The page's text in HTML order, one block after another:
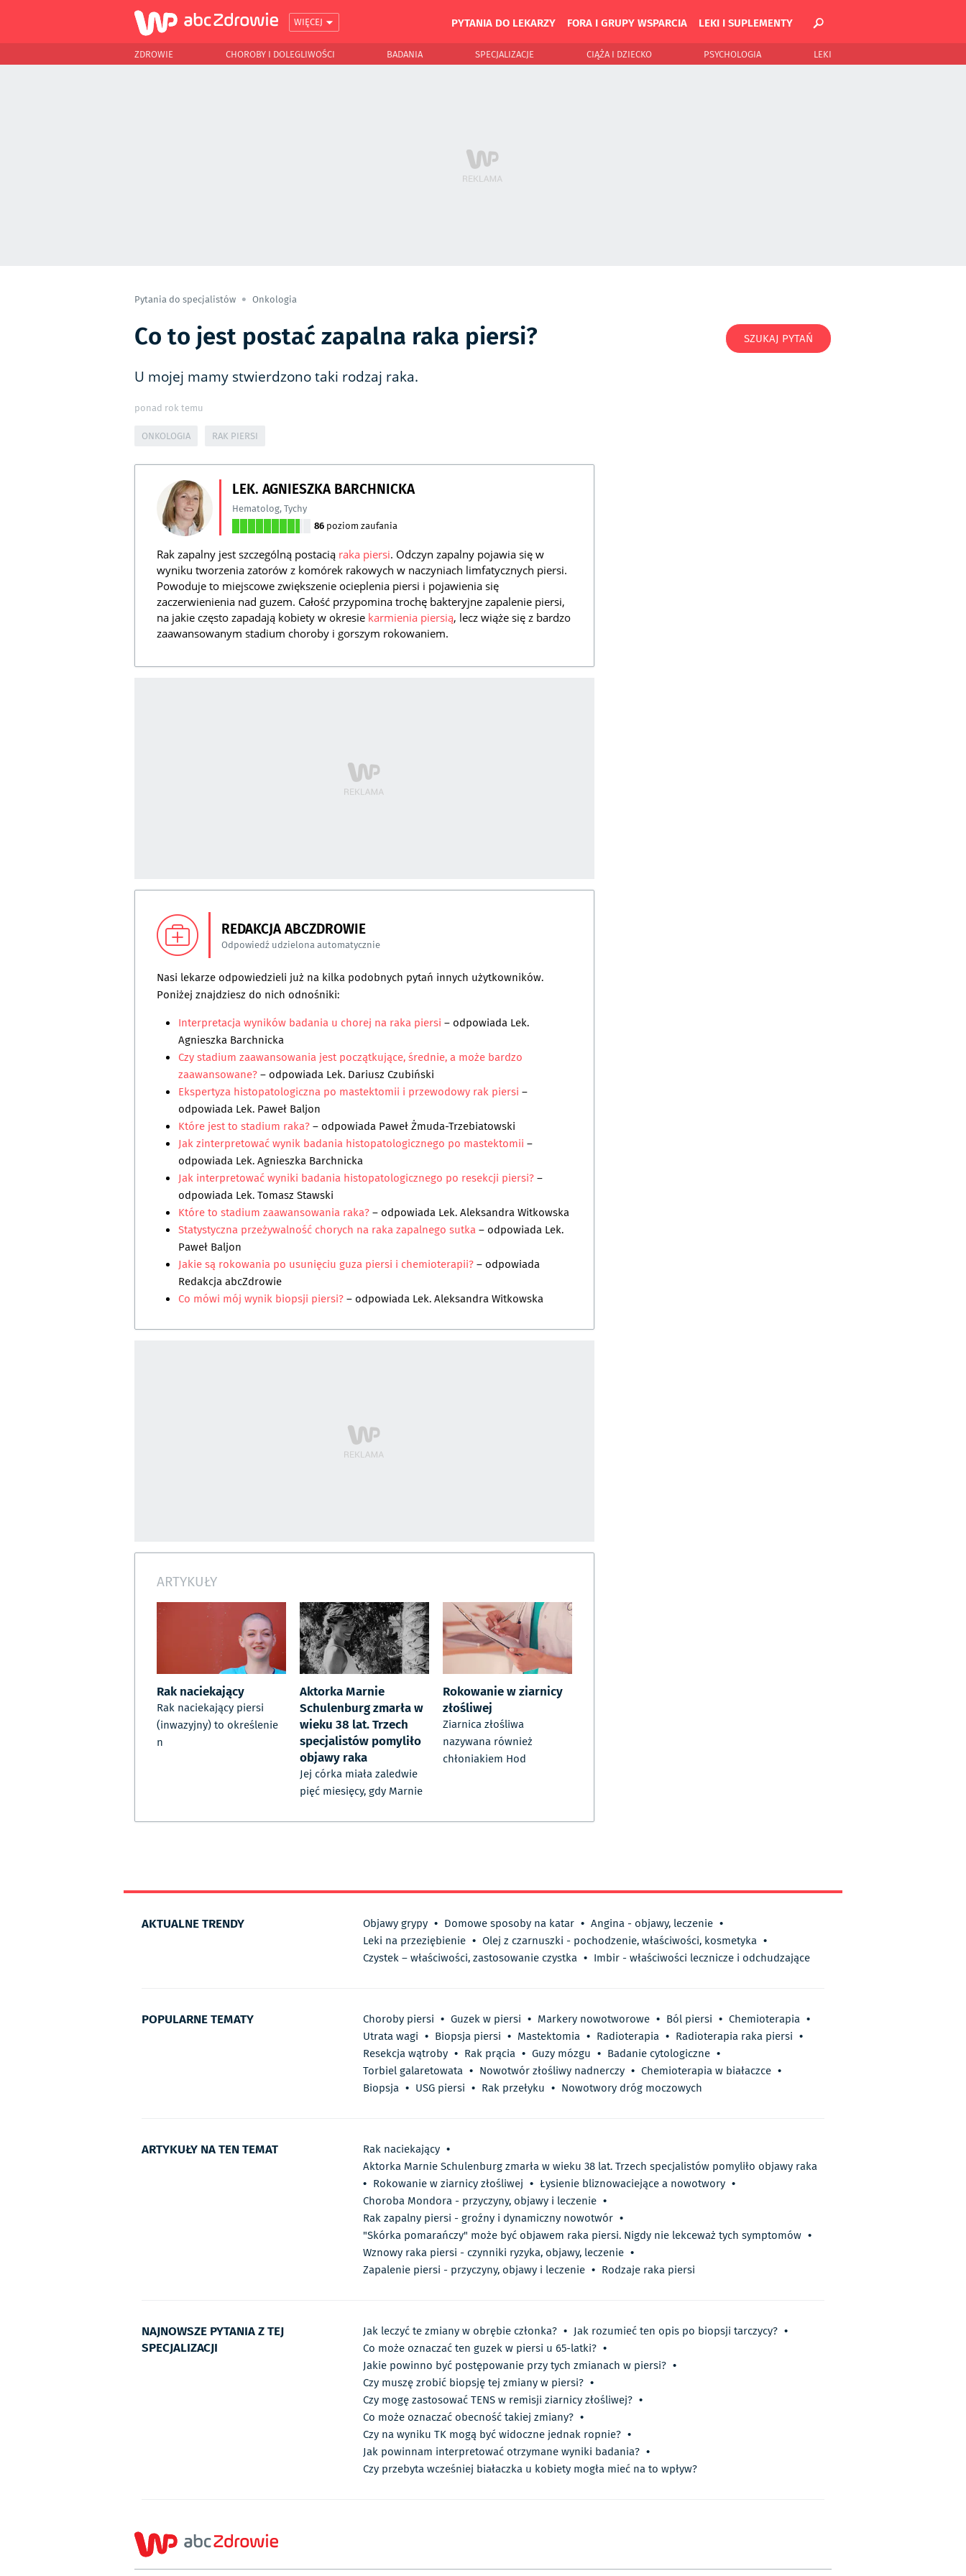
WIĘCEJ PYTANIA DO LEKARZY FORA I GRUPY WSPARCIA LEKI I SUPLEMENTY
ZDROWIE CHOROBY I DOLEGLIWOŚCI BADANIA SPECJALIZACJE CIĄŻA I DZIECKO PSYCHOLOGIA LEKI
Pytania do specjalistów Onkologia
Co to jest postać zapalna raka piersi?
U mojej mamy stwierdzono taki rodzaj raka.
ponad rok temu
ONKOLOGIA RAK PIERSI
LEK. AGNIESZKA BARCHNICKA
Hematolog,Tychy
86 poziom zaufania
Rak zapalny jest szczególną postacią raka piersi. Odczyn zapalny pojawia się w
wyniku tworzenia zatorów z komórek rakowych w naczyniach limfatycznych piersi.
Powoduje to miejscowe zwiększenie ocieplenia piersi i pojawienia się
zaczerwienienia nad guzem. Całość przypomina trochę bakteryjne zapalenie piersi,
na jakie często zapadają kobiety w okresie karmienia piersią, lecz wiąże się z bardzo
zaawansowanym stadium choroby i gorszym rokowaniem.
REDAKCJA ABCZDROWIE
Odpowiedź udzielona automatycznie
Nasi lekarze odpowiedzieli już na kilka podobnych pytań innych użytkowników.
Poniżej znajdziesz do nich odnośniki:
Interpretacja wyników badania u chorej na raka piersi – odpowiada Lek.
Agnieszka Barchnicka
Czy stadium zaawansowania jest początkujące, średnie, a może bardzo
zaawansowane?– odpowiada Lek. Dariusz Czubiński
Ekspertyza histopatologiczna po mastektomii i przewodowy rak piersi –
odpowiada Lek. Paweł Baljon
Które jest to stadium raka?– odpowiada Paweł Żmuda-Trzebiatowski
Jak zinterpretować wynik badania histopatologicznego po mastektomii –
odpowiada Lek. Agnieszka Barchnicka
Jak interpretować wyniki badania histopatologicznego po resekcji piersi?–
odpowiada Lek. Tomasz Stawski
Które to stadium zaawansowania raka?– odpowiada Lek. Aleksandra Witkowska
Statystyczna przeżywalność chorych na raka zapalnego sutka– odpowiada Lek.
Paweł Baljon
Jakie są rokowania po usunięciu guza piersi i chemioterapii?– odpowiada
Redakcja abcZdrowie
Co mówi mój wynik biopsji piersi?– odpowiada Lek. Aleksandra Witkowska
ARTYKUŁY
Rak naciekający
Rak naciekający piersi
(inwazyjny) to określenie
n
Aktorka Marnie
Schulenburg zmarła w
wieku 38 lat. Trzech
specjalistów pomyliło
objawy raka
Jej córka miała zaledwie
pięć miesięcy, gdy Marnie
Rokowanie w ziarnicy
złośliwej
Ziarnica złośliwa
nazywana również
chłoniakiem Hod
SZUKAJ PYTAŃ
AKTUALNE TRENDY Objawy grypy • Domowe sposoby na katar • Angina - objawy, leczenie •
Leki na przeziębienie • Olej z czarnuszki - pochodzenie, właściwości, kosmetyka •
Czystek – właściwości, zastosowanie czystka • Imbir - właściwości lecznicze i odchudzające
POPULARNE TEMATY Choroby piersi • Guzek w piersi • Markery nowotworowe • Ból piersi • Chemioterapia •
Utrata wagi • Biopsja piersi • Mastektomia • Radioterapia • Radioterapia raka piersi •
Resekcja wątroby • Rak prącia • Guzy mózgu • Badanie cytologiczne •
Torbiel galaretowata • Nowotwór złośliwy nadnerczy • Chemioterapia w białaczce •
Biopsja • USG piersi • Rak przełyku • Nowotwory dróg moczowych
ARTYKUŁY NA TEN TEMAT Rak naciekający •
Aktorka Marnie Schulenburg zmarła w wieku 38 lat. Trzech specjalistów pomyliło objawy raka
• Rokowanie w ziarnicy złośliwej • Łysienie bliznowaciejące a nowotwory •
Choroba Mondora - przyczyny, objawy i leczenie •
Rak zapalny piersi - groźny i dynamiczny nowotwór •
"Skórka pomarańczy" może być objawem raka piersi. Nigdy nie lekceważ tych symptomów •
Wznowy raka piersi - czynniki ryzyka, objawy, leczenie •
Zapalenie piersi - przyczyny, objawy i leczenie • Rodzaje raka piersi
NAJNOWSZE PYTANIA Z TEJ
SPECJALIZACJI
Jak leczyć te zmiany w obrębie członka? • Jak rozumieć ten opis po biopsji tarczycy? •
Co może oznaczać ten guzek w piersi u 65-latki? •
Jakie powinno być postępowanie przy tych zmianach w piersi? •
Czy muszę zrobić biopsję tej zmiany w piersi? •
Czy mogę zastosować TENS w remisji ziarnicy złośliwej? •
Co może oznaczać obecność takiej zmiany? •
Czy na wyniku TK mogą być widoczne jednak ropnie? •
Jak powinnam interpretować otrzymane wyniki badania? •
Czy przebyta wcześniej białaczka u kobiety mogła mieć na to wpływ?